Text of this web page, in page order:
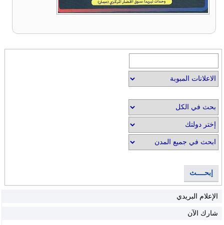
إبحــــث
الإعلام البريدي
شارك الآن